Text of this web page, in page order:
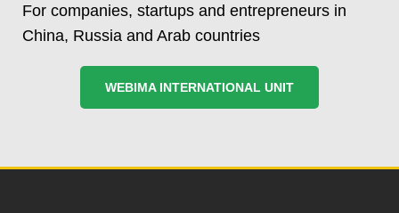
For companies, startups and entrepreneurs in
China, Russia and Arab countries
WEBIMA INTERNATIONAL UNIT